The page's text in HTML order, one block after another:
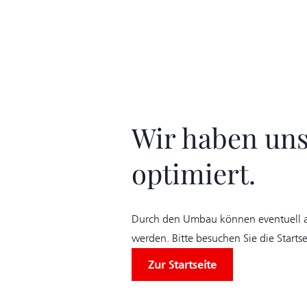
Wir haben
optimiert.
Durch den Umbau können
werden. Bitte besuchen Sie die
Zur Startseite